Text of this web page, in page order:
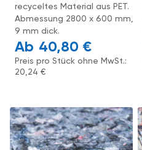
recyceltes Material aus PET.
Abmessung 2800 x 600 mm,
9 mm dick.
40,80 €
Preis pro Stück ohne MwSt.:
20,24€